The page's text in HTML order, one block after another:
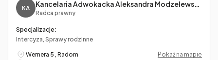
KA
Radca prawny
Specjalizacje:
Intercyza, Sprawy rodzinne
Wernera 5 , Radom
Pokaż na mapie